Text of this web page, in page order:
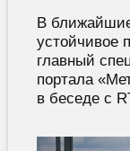
В
устойчивое
главный
портала
в беседе с